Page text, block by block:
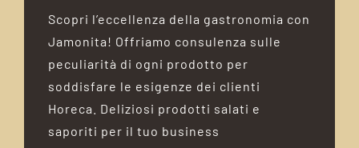
Scopri l’eccellenza della gastronomia con
Jamonita! Offriamo consulenza sulle
peculiarità di ogni prodotto per
soddisfare le esigenze dei clienti
Horeca. Deliziosi prodotti salati e
saporiti per il tuo business